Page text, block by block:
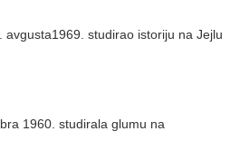
avgusta1969. studirao istoriju na Jejlu
1960. studirala glumu na